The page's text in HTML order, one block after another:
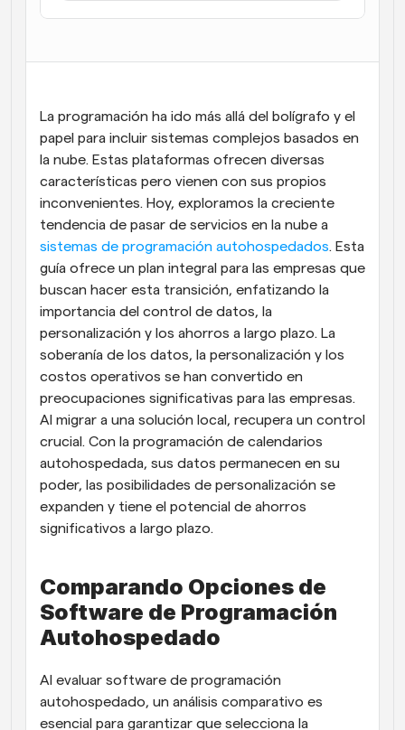
Programación potenciadda con llamadas
actualizaciones
Reuniones Instantáneas
Reúnete con clientes en minutos
Enlaces de Grupo Dinámico
Reserva reuniones de forma fluida con varias personas
Webhooks
Recibe notificaciones cuando ocurra algo
La programación ha ido más allá del bolígrafo y el
papel para incluir sistemas complejos basados en
la nube. Estas plataformas ofrecen diversas
características pero vienen con sus propios
inconvenientes. Hoy, exploramos la creciente
sistemas de programación autohospedados. Esta
guía ofrece un plan integral para las empresas que
buscan hacer esta transición, enfatizando la
importancia del control de datos, la
personalización y los ahorros a largo plazo. La
soberanía de los datos, la personalización y los
costos operativos se han convertido en
preocupaciones significativas para las empresas.
Al migrar a una solución local, recupera un control
crucial. Con la programación de calendarios
autohospedada, sus datos permanecen en su
poder, las posibilidades de personalización se
expanden y tiene el potencial de ahorros
significativos a largo plazo.
Comparando Opciones de
Software de Programación
Autohospedado
Al evaluar software de programación
autohospedado, un análisis comparativo es
esencial para garantizar que selecciona la